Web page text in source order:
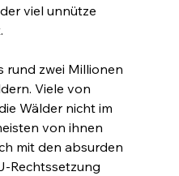
viel unnütze
rund zwei Millionen
Viele von
Wälder nicht im
von ihnen
mit den absurden
Rechtssetzung